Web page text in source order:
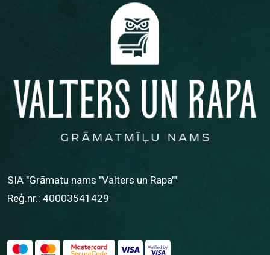
SIA "Grāmatu nams "Valters un Rapa""
Reģ.nr.: 40003541429